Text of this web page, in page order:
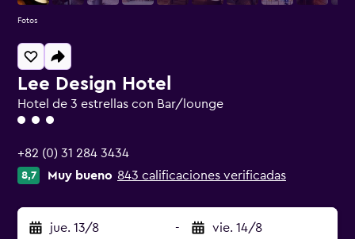
Lee Design Hotel
Hotel de 3 estrellas con Bar/lounge
Categoría 3
+82 (0) 31 284 3434
8,7 Muy bueno 843 calificaciones verificadas
jue. 13/8 - vie. 14/8
Fotos